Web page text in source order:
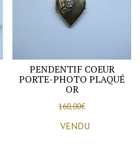
PENDENTIF COEUR
PORTE-PHOTO PLAQUÉ
OR
160,00€
VENDU